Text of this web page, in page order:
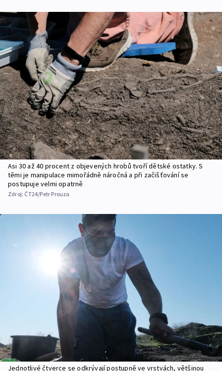
Asi 30 až 40 procent z objevených hrobů tvoří dětské ostatky. S
těmi je manipulace mimořádně náročná a při začišťování se
postupuje velmi opatrně
Zdroj: ČT24/Petr Prouza
Jednotlivé čtverce se odkrývají postupně ve vrstvách, většinou